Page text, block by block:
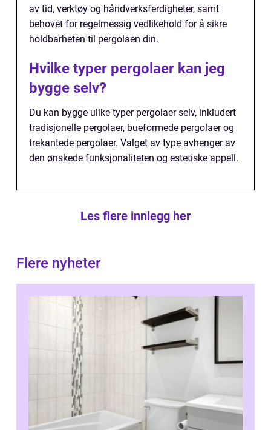
av tid, verktøy og håndverksferdigheter, samt
behovet for regelmessig vedlikehold for å sikre
holdbarheten til pergolaen din.
Hvilke typer pergolaer kan jeg
bygge selv?
Du kan bygge ulike typer pergolaer selv, inkludert
tradisjonelle pergolaer, bueformede pergolaer og
trekantede pergolaer. Valget av type avhenger av
den ønskede funksjonaliteten og estetiske appell.
Les flere innlegg her
Flere nyheter